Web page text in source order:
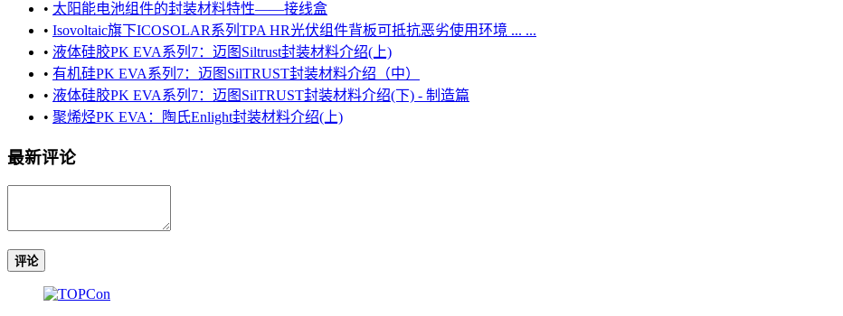
• 太阳能电池组件的封装材料特性——接线盒
• Isovoltaic旗下ICOSOLAR系列TPA HR光伏组件背板可抵抗恶劣使用环境 ... ...
• 液体硅胶PK EVA系列7：迈图Siltrust封装材料介绍(上)
• 有机硅PK EVA系列7：迈图SilTRUST封装材料介绍（中）
• 液体硅胶PK EVA系列7：迈图SilTRUST封装材料介绍(下) - 制造篇
• 聚烯烃PK EVA：陶氏Enlight封装材料介绍(上)
最新评论
评论